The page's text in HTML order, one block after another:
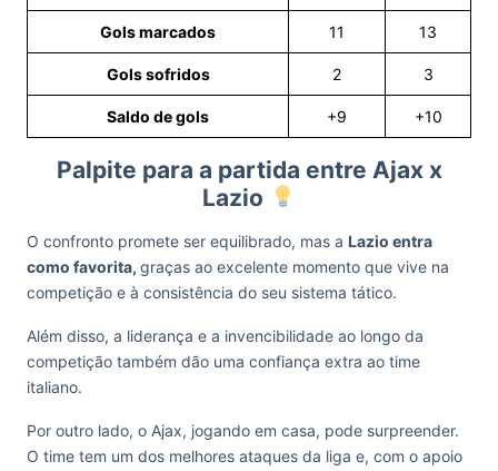
Gols marcados 11 13
Gols sofridos 2 3
Saldo de gols +9 +10
Palpite para a partida entre Ajax x
Lazio
O confronto promete ser equilibrado, mas a Lazio entra
como favorita, graças ao excelente momento que vive na
competição e à consistência do seu sistema tático.
Além disso, a liderança e a invencibilidade ao longo da
competição também dão uma confiança extra ao time
italiano.
Por outro lado, o Ajax, jogando em casa, pode surpreender.
O time tem um dos melhores ataques da liga e, com o apoio